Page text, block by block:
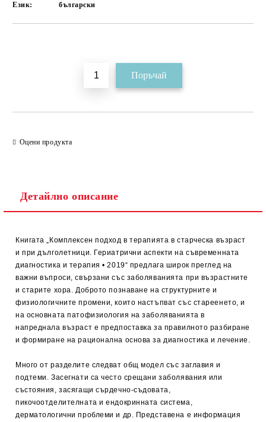
Език: български
Оцени продукта
Детайлно описание
Книгата „Комплексен подход в терапията в старческа възраст
и при дълголетници. Гериатрични аспекти на съвременната
диагностика и терапия • 2019“ предлага широк преглед на
важни въпроси, свързани със заболяванията при възрастните
и старите хора. Доброто познаване на структурните и
физиологичните промени, които настъпват със стареенето, и
на основната патофизиология на заболяванията в
напреднала възраст е предпоставка за правилното разбиране
и формиране на рационална основа за диагностика и лечение.
Много от разделите следват общ модел със заглавия и
подтеми. Засегнати са често срещани заболявания или
състояния, засягащи сърдечно-съдовата,
пикочоотделителната и ендокринната система,
дерматологични проблеми и др. Представена е информация